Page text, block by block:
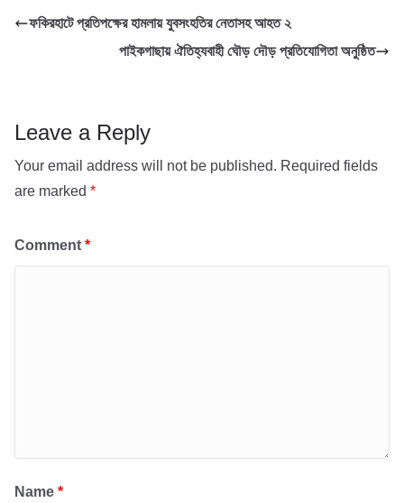
e
k
er s
A
e
ফকিরহাটে প্রতিপক্ষের হামলায় যুবসংহতির নেতাসহ আহত ২
পাইকগাছায় ঐতিহ্যবাহী ঘৌড় দৌড় প্রতিযোগিতা অনুষ্ঠিত
Leave a Reply
Your email address will not be published. Required fields
are marked *
Comment *
Name *